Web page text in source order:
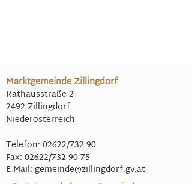
Marktgemeinde Zillingdorf
Rathausstraße 2
2492 Zillingdorf
Niederösterreich
Telefon: 02622/732 90
Fax: 02622/732 90-75
E-Mail: gemeinde@zillingdorf.gv.at